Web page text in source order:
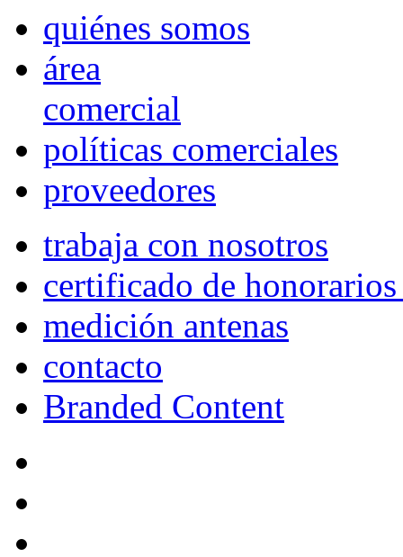
quiénes somos
área
comercial
políticas comerciales
proveedores
trabaja con nosotros
certificado de
medición antenas
contacto
Branded Content